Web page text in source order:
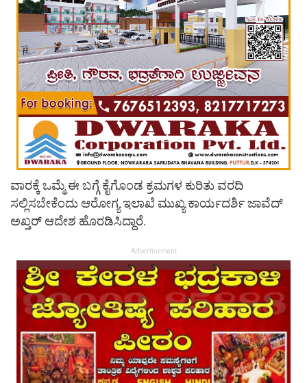
ವಾರಕ್ಕೆ ಒಮ್ಮೆ ಈ ಬಗ್ಗೆ ಕೈಗೊಂಡ ಕ್ರಮಗಳ ಕುರಿತು ವರದಿ
ಸಲ್ಲಿಸಬೇಕೆಂದು ಆರೋಗ್ಯ ಇಲಾಖೆ ಮುಖ್ಯ ಕಾರ್ಯದರ್ಶಿ ಜಾವೆದ್
ಅಖ್ತರ್ ಆದೇಶ ಹೊರಡಿಸಿದ್ದಾರೆ.
Advertisement